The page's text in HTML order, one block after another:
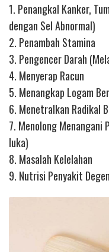
1. Penangkal Kanker,
dengan Sel Abnormal)
2. Penambah Stamina
3. Pengencer Darah
4. Menyerap Racun
5. Menangkap Logam
6. Menetralkan Radikal
7. Menolong Menangani
luka)
8. Masalah Kelelahan
9. Nutrisi Penyakit